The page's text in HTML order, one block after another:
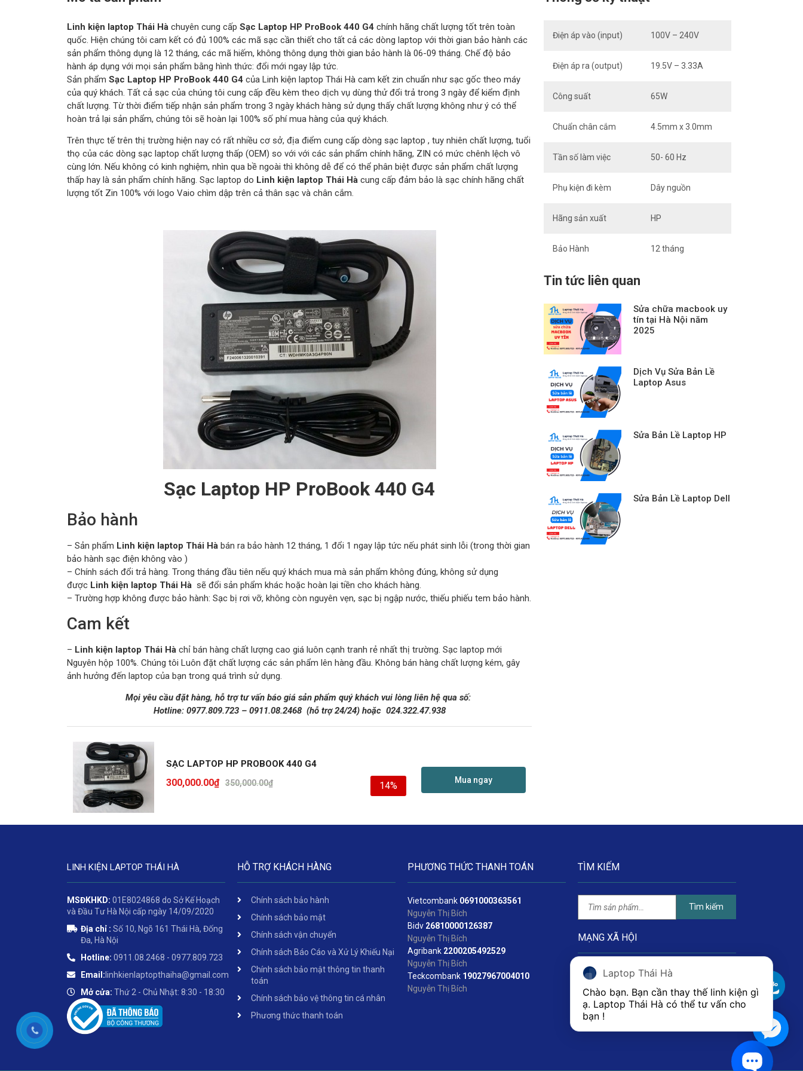
Linh kiện laptop Thái Hà chuyên cung cấp Sạc Laptop HP ProBook 440 G4 chính hãng chất lượng tốt trên toàn
quốc. Hiện chúng tôi cam kết có đủ 100% các mã sạc cần thiết cho tất cả các dòng laptop với thời gian bảo hành các
sản phẩm thông dụng là 12 tháng, các mã hiếm, không thông dụng thời gian bảo hành là 06-09 tháng. Chế độ bảo
hành áp dụng với mọi sản phẩm bằng hình thức: đổi mới ngay lập tức.
Sản phẩm Sạc Laptop HP ProBook 440 G4 của Linh kiện laptop Thái Hà cam kết zin chuẩn như sạc gốc theo máy
của quý khách. Tất cả sạc của chúng tôi cung cấp đều kèm theo dịch vụ dùng thử đổi trả trong 3 ngày để kiểm định
chất lượng. Từ thời điểm tiếp nhận sản phẩm trong 3 ngày khách hàng sử dụng thấy chất lượng không như ý có thể
hoàn trả lại sản phẩm, chúng tôi sẽ hoàn lại 100% số phí mua hàng của quý khách.
Trên thực tế trên thị trường hiện nay có rất nhiều cơ sở, địa điểm cung cấp dòng sạc laptop , tuy nhiên chất lượng, tuổi
thọ của các dòng sạc laptop chất lượng thấp (OEM) so với với các sản phẩm chính hãng, ZIN có mức chênh lệch vô
cùng lớn. Nếu không có kinh nghiệm, nhìn qua bề ngoài thì không dễ để có thể phân biệt được sản phẩm chất lượng
thấp hay là sản phẩm chính hãng. Sạc laptop do Linh kiện laptop Thái Hà cung cấp đảm bảo là sạc chính hãng chất
lượng tốt Zin 100% với logo Vaio chìm dập trên cả thân sạc và chân cắm.
Sạc Laptop HP ProBook 440 G4
Bảo hành
– Sản phẩm Linh kiện laptop Thái Hà bán ra bảo hành 12 tháng, 1 đổi 1 ngay lập tức nếu phát sinh lỗi (trong thời gian
bảo hành sạc điện không vào )
– Chính sách đổi trả hàng. Trong tháng đầu tiên nếu quý khách mua mà sản phẩm không đúng, không sử dụng
được Linh kiện laptop Thái Hà sẽ đổi sản phẩm khác hoặc hoàn lại tiền cho khách hàng.
– Trường hợp không được bảo hành: Sạc bị rơi vỡ, không còn nguyên vẹn, sạc bị ngập nước, thiếu phiếu tem bảo hành.
Cam kết
– Linh kiện laptop Thái Hà chỉ bán hàng chất lượng cao giá luôn cạnh tranh rẻ nhất thị trường. Sạc laptop mới
Nguyên hộp 100%. Chúng tôi Luôn đặt chất lượng các sản phẩm lên hàng đầu. Không bán hàng chất lượng kém, gây
ảnh hưởng đến laptop của bạn trong quá trình sử dụng.
Mọi yêu cầu đặt hàng, hỗ trợ tư vấn báo giá sản phẩm quý khách vui lòng liên hệ qua số:
Hotline: 0977.809.723– 0911.08.2468 (hỗ trợ 24/24)hoặc024.322.47.938
SẠC LAPTOP HP PROBOOK 440 G4
350,000.00₫
300,000.00₫ 14% Mua ngay
Điện áp vào (input) 100V – 240V
Điện áp ra (output) 19.5V – 3.33A
Công suất 65W
Chuẩn chân cắm 4.5mm x 3.0mm
Tần số làm việc 50- 60 Hz
Phụ kiện đi kèm Dây nguồn
Hãng sản xuất HP
Bảo Hành 12 tháng
Tin tức liên quan
Sửa chữa macbook uy
tín tại Hà Nội năm
2025
Dịch Vụ Sửa Bản Lề
Laptop Asus
Sửa Bản Lề Laptop HP
Sửa Bản Lề Laptop Dell
LINH KIỆN LAPTOP THÁI HÀ
MSĐKHKD: 01E8024868 do Sở Kế Hoạch
và Đầu Tư Hà Nội cấp ngày 14/09/2020
Địa chỉ : Số 10, Ngõ 161 Thái Hà, Đống
Đa, Hà Nội
Hotline: 0911.08.2468 - 0977.809.723
Email:linhkienlaptopthaiha@gmail.com
Mở cửa: Thứ 2 - Chủ Nhật: 8:30 - 18:30
HỖ TRỢ KHÁCH HÀNG
Chính sách bảo hành
Chính sách bảo mật
Chính sách vận chuyển
Chính sách Báo Cáo và Xử Lý Khiếu Nại
Chính sách bảo mật thông tin thanh
toán
Chính sách bảo vệ thông tin cá nhân
Phương thức thanh toán
PHƯƠNG THỨC THANH TOÁN
Vietcombank 0691000363561
Nguyễn Thị Bích
Bidv 26810000126387
Nguyễn Thị Bích
Agribank 2200205492529
Nguyễn Thị Bích
Teckcombank 19027967004010
Nguyễn Thị Bích
TÌM KIẾM
Tìm kiếm
MẠNG XÃ HỘI
Laptop Thái Hà
Chào bạn. Bạn cần thay thế linh kiện gì
ạ. Laptop Thái Hà có thể tư vấn cho
bạn !